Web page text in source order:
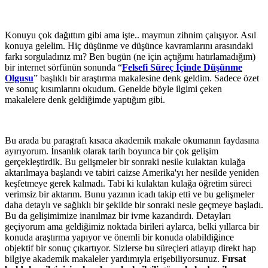
Konuyu çok dağıttım gibi ama işte.. maymun zihnim çalışıyor. Asıl
konuya gelelim. Hiç düşünme ve düşünce kavramlarını arasındaki
farkı sorguladınız mı? Ben bugün (ne için açtığımı hatırlamadığım)
bir internet sörfünün sonunda “Felsefi Süreç İçinde Düşünme
Olgusu” başlıklı bir araştırma makalesine denk geldim. Sadece özet
ve sonuç kısımlarını okudum. Genelde böyle ilgimi çeken
makalelere denk geldiğimde yaptığım gibi.
Bu arada bu paragrafı kısaca akademik makale okumanın faydasına
ayırıyorum. İnsanlık olarak tarih boyunca bir çok gelişim
gerçekleştirdik. Bu gelişmeler bir sonraki nesile kulaktan kulağa
aktarılmaya başlandı ve tabiri caizse Amerika'yı her nesilde yeniden
keşfetmeye gerek kalmadı. Tabi ki kulaktan kulağa öğretim süreci
verimsiz bir aktarım. Bunu yazının icadı takip etti ve bu gelişmeler
daha detaylı ve sağlıklı bir şekilde bir sonraki nesle geçmeye başladı.
Bu da gelişimimize inanılmaz bir ivme kazandırdı. Detayları
geçiyorum ama geldiğimiz noktada birileri aylarca, belki yıllarca bir
konuda araştırma yapıyor ve önemli bir konuda olabildiğince
objektif bir sonuç çıkartıyor. Sizlerse bu süreçleri atlayıp direkt hap
bilgiye akademik makaleler yardımıyla erişebiliyorsunuz. Fırsat